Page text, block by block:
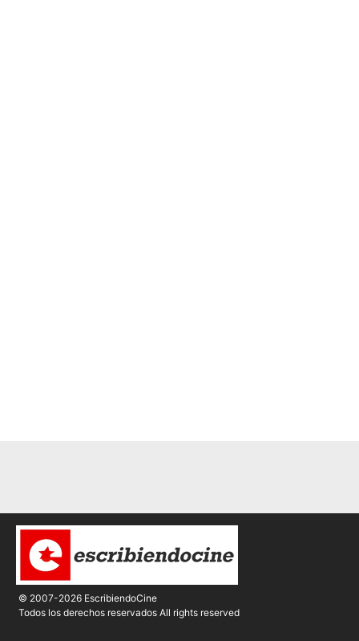
© 2007-2026 EscribiendoCine
Todos los derechos reservados All rights reserved